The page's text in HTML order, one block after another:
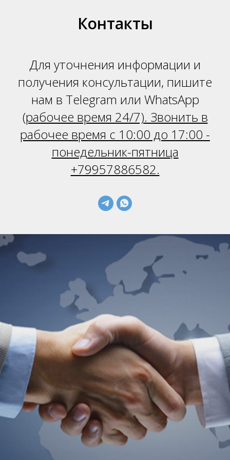
Контакты
Для уточнения информации и
получения консультации, пишите
нам в Telegram или WhatsApp
(рабочее время 24/7). Звонить в
рабочее время с 10:00 до 17:00 -
понедельник-пятница
+79957886582.